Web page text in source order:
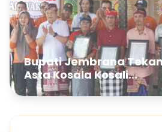
Bupati Jembrana
Asta Kosala Kosali...